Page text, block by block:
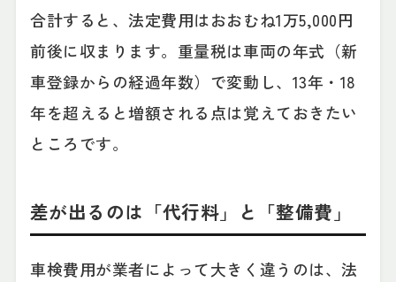
合計すると、法定費用はおおむね1万5,000円
前後に収まります。重量税は車両の年式（新
車登録からの経過年数）で変動し、13年・18
年を超えると増額される点は覚えておきたい
ところです。
差が出るのは「代行料」と「整備費」
車検費用が業者によって大きく違うのは、法